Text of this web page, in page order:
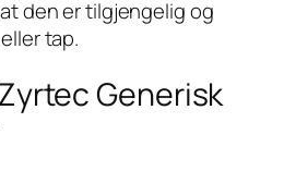
den er tilgjengelig og
tap.
Generisk